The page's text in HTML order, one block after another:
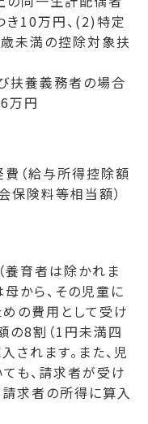
き10万円、(2)特定
未満の控除対象扶
扶養義務者の場合
万円
（給与所得控除額
保険料等相当額）
養育者は除かれま
から、その児童に
の費用として受け
の8割（1円未満四
されます。また、児
も、請求者が受け
請求者の所得に算入